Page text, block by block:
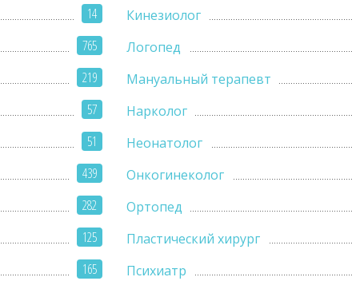
14
Кинезиолог
765
Логопед
219
Мануальный терапевт
57
Нарколог
51
Неонатолог
439
Онкогинеколог
282
Ортопед
125
Пластический хирург
165
Психиатр